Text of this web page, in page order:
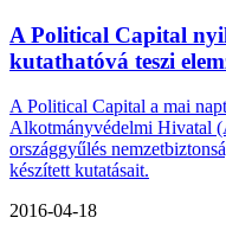
A Political Capital
kutathatóvá teszi
A Political Capital a mai
Alkotmányvédelmi Hivatal
országgyűlés
készített kutatásait.
2016-04-18